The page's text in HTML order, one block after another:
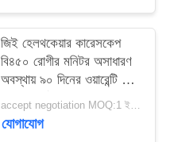
জিই হেলথকেয়ার কারেসকেপ
বি৪৫০ রোগীর মনিটর অসাধারণ
অবস্থায় ৯০ দিনের ওয়ারেন্টি সহ
এবং সম্পূর্ণরূপে সংস্কার করা
হয়েছে
accept negotiation MOQ:1 ইউনিট
যোগাযোগ